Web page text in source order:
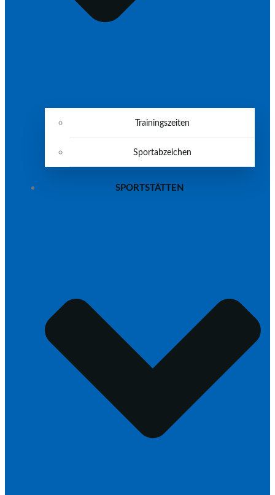
Trainingszeiten
Sportabzeichen
SPORTSTÄTTEN